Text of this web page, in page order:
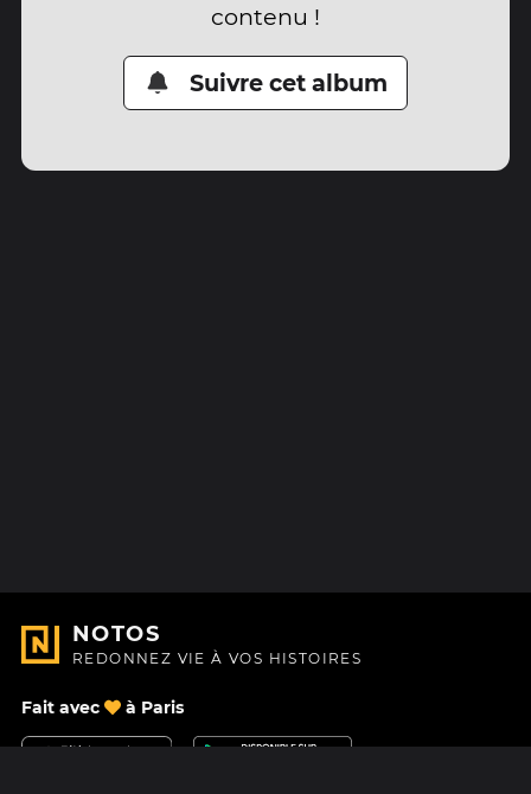
contenu !
Suivre cet album
NOTOS
REDONNEZ VIE À VOS HISTOIRES
Fait avec à Paris